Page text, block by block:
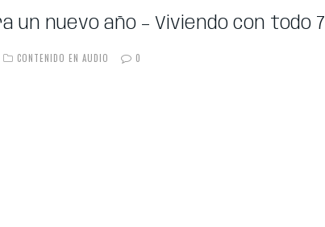
un nuevo año – Viviendo con todo 7
CONTENIDO EN AUDIO 0